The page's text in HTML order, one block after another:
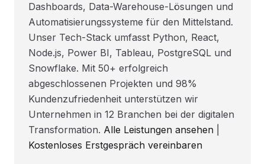
Dashboards, Data-Warehouse-Lösungen und
Automatisierungssysteme für den Mittelstand.
Unser Tech-Stack umfasst Python, React,
Node.js, Power BI, Tableau, PostgreSQL und
Snowflake. Mit 50+ erfolgreich
abgeschlossenen Projekten und 98%
Kundenzufriedenheit unterstützen wir
Unternehmen in 12 Branchen bei der digitalen
Transformation. Alle Leistungen ansehen
Kostenloses Erstgespräch vereinbaren